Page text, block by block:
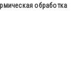
обработка